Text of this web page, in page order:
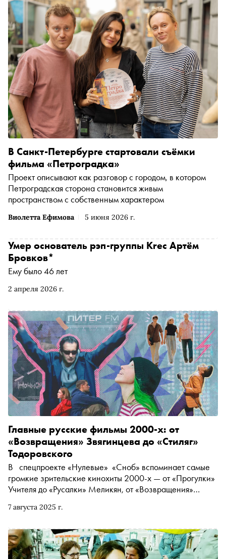
Виолетта Ефимова 5 июня 2026 г.
В Санкт-Петербурге стартовали съёмки
фильма «Петроградка»
Проект описывают как разговор с городом, в котором
Петроградская сторона становится живым
пространством с собственным характером
2 апреля 2026 г.
Умер основатель рэп-группы Krec Артём
Бровков*
Ему было 46 лет
7 августа 2025 г.
Главные русские фильмы 2000-х: от
«Возвращения» Звягинцева до «Стиляг»
Тодоровского
В спецпроекте «Нулевые» «Сноб» вспоминает самые
громкие зрительские кинохиты 2000-х — от «Прогулки»
Учителя до «Русалки» Меликян, от «Возвращения»
от «Ночного дозора» Бекмамбетова до «Стиляг»